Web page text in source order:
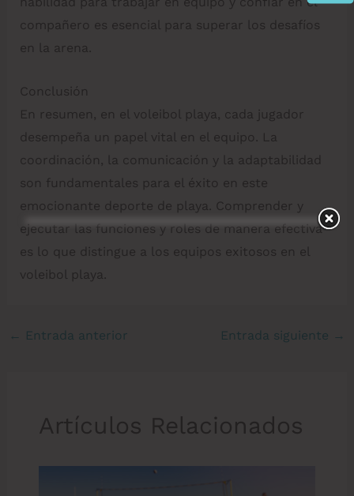
compañero es esencial para superar los desafíos
en la arena.
Conclusión
En resumen, en el voleibol playa, cada jugador
desempeña un papel vital en el equipo. La
coordinación, la comunicación y la adaptabilidad
son fundamentales para el éxito en este
emocionante deporte de playa. Comprender y
ejecutar las funciones y roles de manera efectiva
es lo que distingue a los equipos exitosos en el
voleibol playa.
← Entrada anterior Entrada siguiente →
Artículos Relacionados